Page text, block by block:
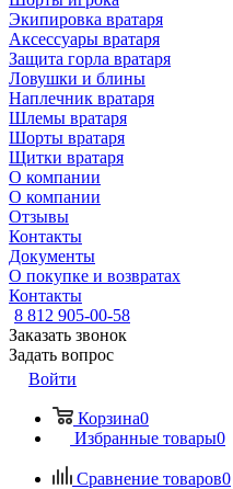
Экипировка вратаря
Аксессуары вратаря
Защита горла вратаря
Ловушки и блины
Наплечник вратаря
Шлемы вратаря
Шорты вратаря
Щитки вратаря
О компании
О компании
Отзывы
Контакты
Документы
О покупке и возвратах
Контакты
8 812 905-00-58
Заказать звонок
Задать вопрос
Войти
Корзина0
Избранные товары0
Сравнение товаров0